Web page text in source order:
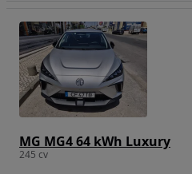
MG MG4 64 kWh Luxury
245 cv